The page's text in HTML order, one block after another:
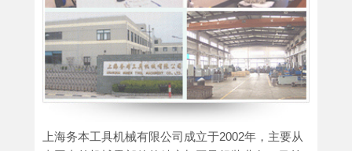
上海务本工具机械有限公司成立于2002年，主要从